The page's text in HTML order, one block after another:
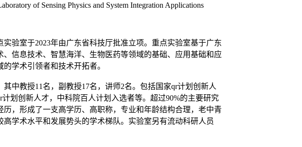
of Sensing Physics and System Integration Applications
实验室于2023年由广东省科技厅批准立项。 重点实验室基于广东
信息技术、智慧海洋、生物医药等领域的基础、应用基础和应
学术引领者和技术开拓者。
其中教授11 名，副教授17名，讲师2名。包括国家qr计划创新人
划创新人才，中科院百人计划入选者等。超过90%的主要研究
，形成了一支高学历、高职称，专业和年龄结构合理，老中青
学术水平和发展势头的学术梯队。实验室另有流动科研人员